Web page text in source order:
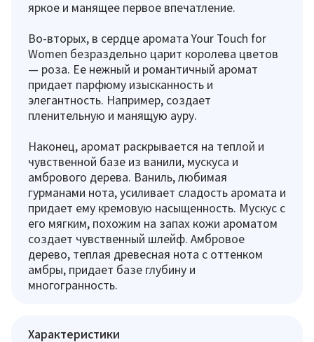
яркое и манящее первое впечатление.
Во-вторых, в сердце аромата Your Touch for
Women безраздельно царит королева цветов
— роза. Ее нежный и романтичный аромат
придает парфюму изысканность и
элегантность. Например, создает
пленительную и манящую ауру.
Наконец, аромат раскрывается на теплой и
чувственной базе из ванили, мускуса и
амбрового дерева. Ваниль, любимая
гурманами нота, усиливает сладость аромата и
придает ему кремовую насыщенность. Мускус с
его мягким, похожим на запах кожи ароматом
создает чувственный шлейф. Амбровое
дерево, теплая древесная нота с оттенком
амбры, придает базе глубину и
многогранность.
Характеристики